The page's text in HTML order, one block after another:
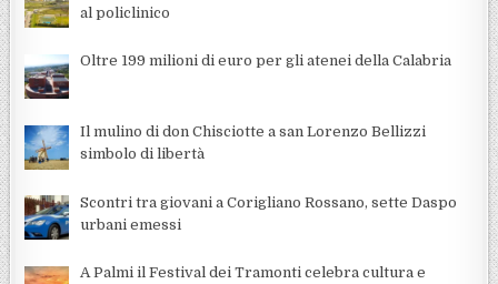
al policlinico
Oltre 199 milioni di euro per gli atenei della Calabria
Il mulino di don Chisciotte a san Lorenzo Bellizzi
simbolo di libertà
Scontri tra giovani a Corigliano Rossano, sette Daspo
urbani emessi
A Palmi il Festival dei Tramonti celebra cultura e